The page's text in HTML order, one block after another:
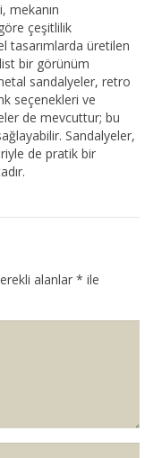
mekanın
çeşitlilik
tasarımlarda üretilen
bir görünüm
sandalyeler, retro
seçenekleri ve
de mevcuttur; bu
Sandalyeler,
de pratik bir
alanlar * ile